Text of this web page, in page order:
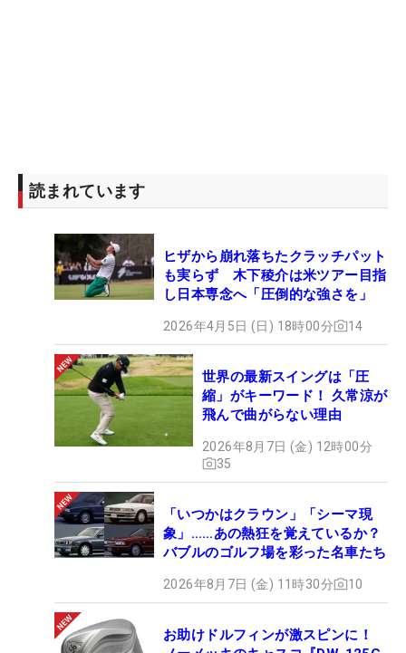
読まれています
ヒザから崩れ落ちたクラッチパット
も実らず 木下稜介は米ツアー目指
し日本専念へ「圧倒的な強さを」
2026年4月5日 (日) 18時00分 14
世界の最新スイングは「圧
縮」がキーワード！ 久常涼が
飛んで曲がらない理由
2026年8月7日 (金) 12時00分
35
「いつかはクラウン」「シーマ現
象」……あの熱狂を覚えているか？
バブルのゴルフ場を彩った名車たち
2026年8月7日 (金) 11時30分 10
お助けドルフィンが激スピンに！